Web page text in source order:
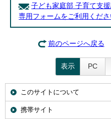
子ども家庭部 子育て支
専用フォームをご利用くださ
前のページへ戻る
表示 PC
このサイトについて
携帯サイト